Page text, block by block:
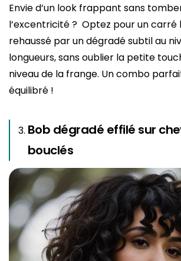
Envie d’un look frappant sans
l’excentricité ? Optez pour un carré
rehaussé par un dégradé subtil au
longueurs, sans oublier la petite
niveau de la frange. Un combo
équilibré !
Bob dégradé effilé sur
bouclés